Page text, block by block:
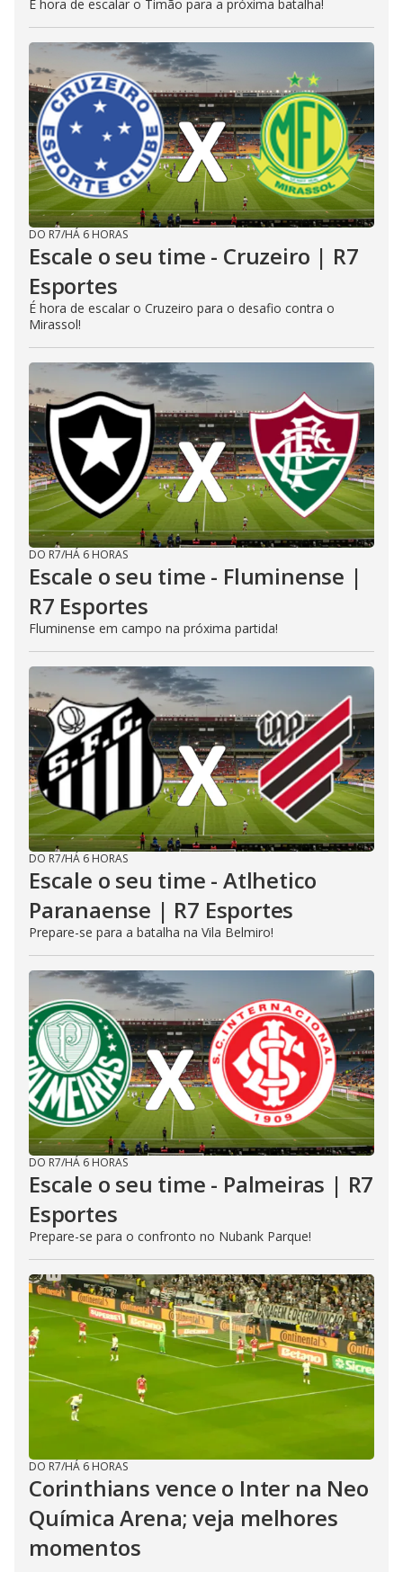
É hora de escalar o Timão para a próxima batalha!
DO R7/HÁ 6 HORAS
Escale o seu time - Cruzeiro | R7
Esportes
É hora de escalar o Cruzeiro para o desafio contra o
Mirassol!
DO R7/HÁ 6 HORAS
Escale o seu time - Fluminense |
R7 Esportes
Fluminense em campo na próxima partida!
DO R7/HÁ 6 HORAS
Escale o seu time - Atlhetico
Paranaense | R7 Esportes
Prepare-se para a batalha na Vila Belmiro!
DO R7/HÁ 6 HORAS
Escale o seu time - Palmeiras | R7
Esportes
Prepare-se para o confronto no Nubank Parque!
DO R7/HÁ 6 HORAS
Corinthians vence o Inter na Neo
Química Arena; veja melhores
momentos